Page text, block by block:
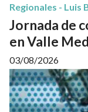
Jornada de
en Valle
Regionales - Luis
03/08/2026